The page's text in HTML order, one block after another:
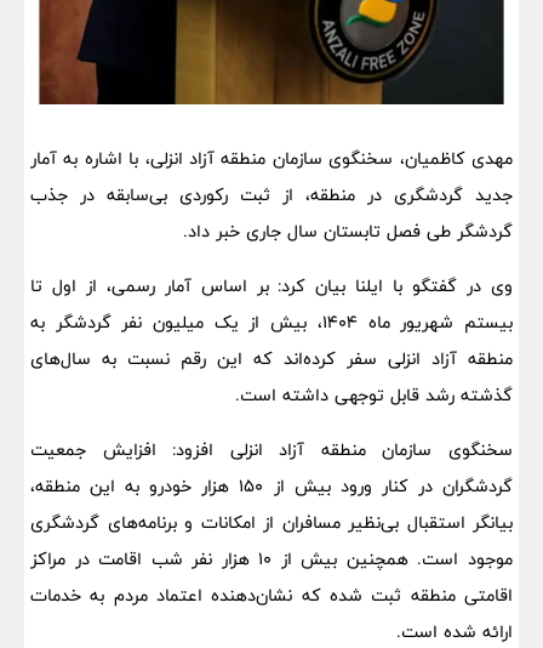
مهدی کاظمیان، سخنگوی سازمان منطقه آزاد انزلی، با اشاره به آمار
جدید گردشگری در منطقه، از ثبت رکوردی بی‌سابقه در جذب
گردشگر طی فصل تابستان سال جاری خبر داد.
وی در گفتگو با ایلنا بیان کرد: بر اساس آمار رسمی، از اول تا
بیستم شهریور ماه 1404، بیش از یک میلیون نفر گردشگر به
منطقه آزاد انزلی سفر کرده‌اند که این رقم نسبت به سال‌های
گذشته رشد قابل توجهی داشته است.
سخنگوی سازمان منطقه آزاد انزلی افزود: افزایش جمعیت
گردشگران در کنار ورود بیش از 150 هزار خودرو به این منطقه،
بیانگر استقبال بی‌نظیر مسافران از امکانات و برنامه‌های گردشگری
موجود است. همچنین بیش از 10 هزار نفر شب اقامت در مراکز
اقامتی منطقه ثبت شده که نشان‌دهنده اعتماد مردم به خدمات
ارائه شده است.